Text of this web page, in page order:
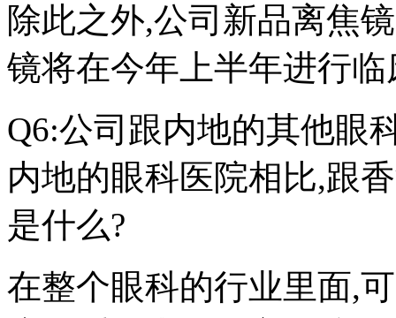
除此之外,公司新品离焦
镜将在今年上半年进行
Q6:公司跟内地的其他眼
内地的眼科医院相比,跟
是什么?
在整个眼科的行业里面,